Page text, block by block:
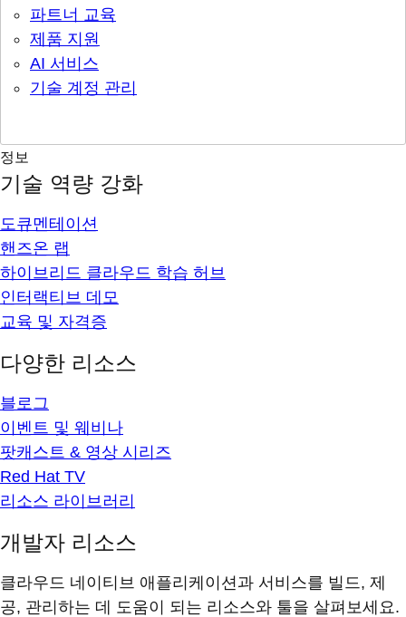
파트너 교육
제품 지원
AI 서비스
기술 계정 관리
정보
기술 역량 강화
도큐멘테이션
핸즈온 랩
하이브리드 클라우드 학습 허브
인터랙티브 데모
교육 및 자격증
다양한 리소스
블로그
이벤트 및 웨비나
팟캐스트 & 영상 시리즈
Red Hat TV
리소스 라이브러리
개발자 리소스
클라우드 네이티브 애플리케이션과 서비스를 빌드, 제
공, 관리하는 데 도움이 되는 리소스와 툴을 살펴보세요.